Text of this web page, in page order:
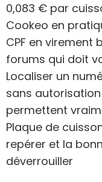
0,083 € par
Cookeo en
CPF en virement
forums qui doit
Localiser un
sans
permettent
Plaque de
repérer et la
déverrouiller